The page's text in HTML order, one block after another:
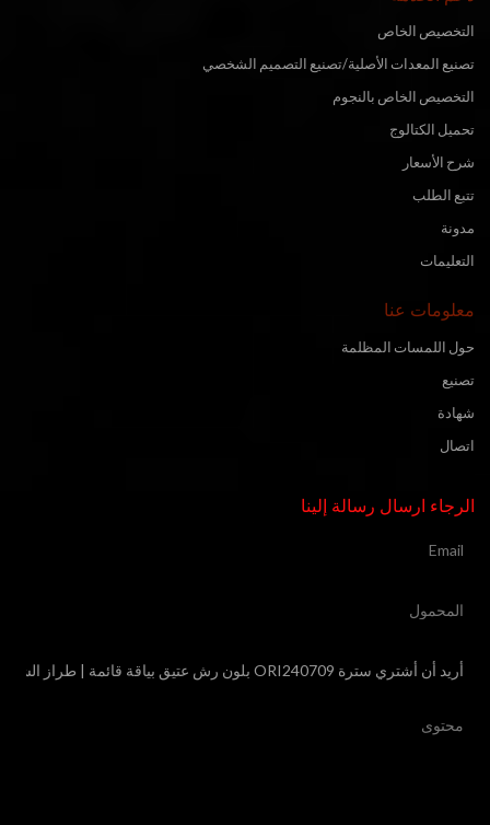
التخصيص الخاص
تصنيع المعدات الأصلية/تصنيع التصميم الشخصي
التخصيص الخاص بالنجوم
تحميل الكتالوج
شرح الأسعار
تتبع الطلب
مدونة
التعليمات
معلومات عنا
حول اللمسات المظلمة
تصنيع
شهادة
اتصال
الرجاء ارسال رسالة إلينا